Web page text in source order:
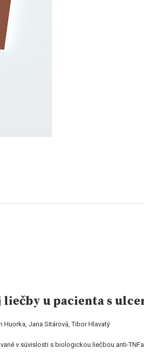
u pacienta s
Huorka, Jana Sitárová, Tibor Hlavatý
v súvislosti s biologickou liečbou anti-